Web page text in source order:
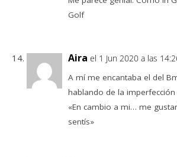
Golf
Aira el 1 Jun 2020 a las
A mí me encantaba el del
hablando de la
«En cambio a mi… me
sentís»